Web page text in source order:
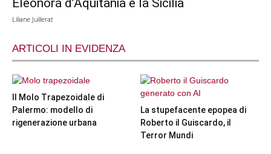
Eleonora d’Aquitania e la Sicilia
Liliane Juillerat
ARTICOLI IN EVIDENZA
Il Molo Trapezoidale di
Palermo: modello di
rigenerazione urbana
La stupefacente epopea di
Roberto il Guiscardo, il
Terror Mundi